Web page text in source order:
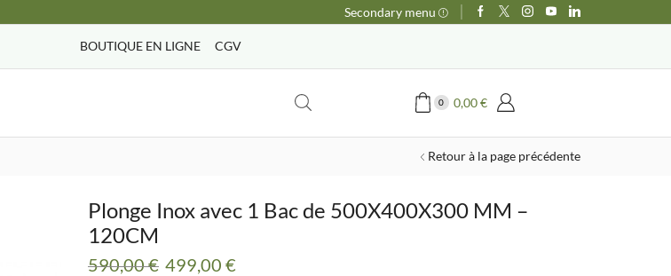
Secondary menu
BOUTIQUE EN LIGNE CGV
0 0,00€
Retour à la page précédente
Plonge Inox avec 1 Bac de 500X400X300 MM –
120CM
590,00€ Le
499,00 €